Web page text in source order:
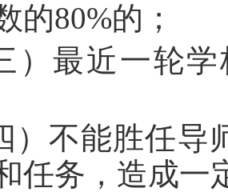
的80%的；
）最近一轮
）不能胜任
任务，造成一